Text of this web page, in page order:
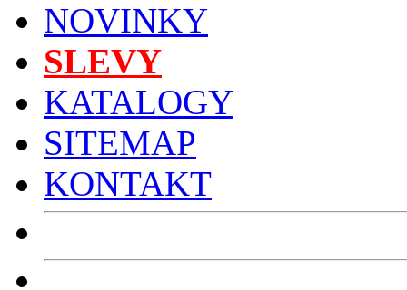
NOVINKY
SLEVY
KATALOGY
SITEMAP
KONTAKT